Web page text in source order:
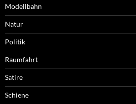
Modellbahn
Natur
Politik
Raumfahrt
Satire
Schiene